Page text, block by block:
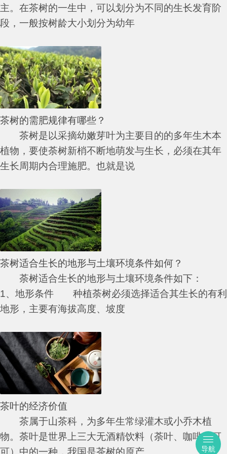
主。在茶树的一生中，可以划分为不同的生长发育阶
段，一般按树龄大小划分为幼年
茶树的需肥规律有哪些？
茶树是以采摘幼嫩芽叶为主要目的的多年生木本
植物，要使荼树新梢不断地萌发与生长，必须在其年
生长周期内合理施肥。也就是说
茶树适合生长的地形与土壤环境条件如何？
荼树适合生长的地形与土壤环境条件如下：
1、地形条件 种植荼树必须选择适合其生长的有利
地形，主要有海拔高度、坡度
茶叶的经济价值
茶属于山茶科，为多年生常绿灌木或小乔木植
物。荼叶是世界上三大无酒精饮料（荼叶、咖啡、可
可）中的一种，我国是茶树的原产
导航